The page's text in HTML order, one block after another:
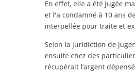
En effet, elle a été jugée
et l'a condamné à 10 ans
interpellée pour traite et
Selon la juridiction de
ensuite chez des
récupérait l’argent